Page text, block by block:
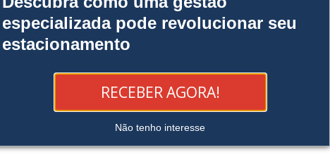
especializada pode revolucionar seu
estacionamento
RECEBER AGORA!
Não tenho interesse